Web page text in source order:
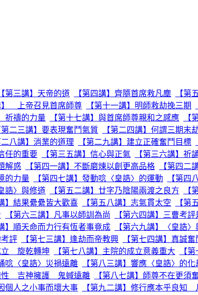
【第三講】天帝的道 【第四講】齊隨首席救凡塵 【第
】 上帝召見首席師尊 【第十一講】明師救劫挽三期
祈禱的力量 【第十七講】與首席師尊親和之感應 【
第二三講】要表現奮鬥氣質 【第二四講】何謂三期末
二八講】消業的道理 【第二九講】建立正確奮鬥目標
任的重要 【第三五講】信心與正氣 【第三六講】祈
解惑 【第四一講】不斷磨煉以創更高品格 【第四二
的力量 【第四七講】發動唸〈皇誥〉的運動
【第四
誥〉與修道 【第五二講】廿字乃陰陽兩渡之良方 【
】結果纍纍皆大歡喜 【第五八講】志氣貫太空 【第
【第六三講】凡事以師訓為尚 【第六四講】三曹考
】順天命而力行有恆者事竟成 【第六九講】〈皇誥
評 【第七三講】逢劫而帝教興 【第七四講】真誠
立 旋乾轉坤 【第七八講】主院的成立意義重大
【
唸〈皇誥〉災禍遠離 【第八三講】響應〈皇誥〉的化
性 吉神擁護 鬼蜮遠離 【第八七講】師尊不在更須
個人之小事而壞大事 【第九二講】修行應本乎良知